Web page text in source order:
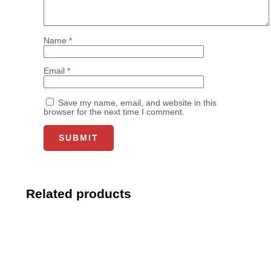
Name *
Email *
Save my name, email, and website in this
browser for the next time I comment.
Related products